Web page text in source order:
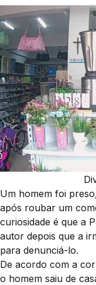
Um homem foi
após roubar um
curiosidade é que a
autor depois que a
para denunciá-lo.
De acordo com a
o homem saiu de